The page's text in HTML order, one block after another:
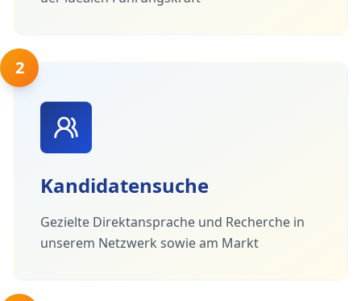
2
Kandidatensuche
Gezielte Direktansprache und Recherche in
unserem Netzwerk sowie am Markt